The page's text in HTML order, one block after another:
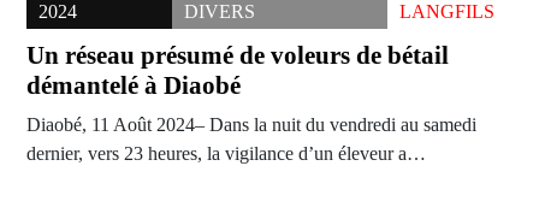
2024
DIVERS
LANGFILS
Un réseau présumé de voleurs de bétail
démantelé à Diaobé
Diaobé, 11 Août 2024– Dans la nuit du vendredi au samedi
dernier, vers 23 heures, la vigilance d’un éleveur a…